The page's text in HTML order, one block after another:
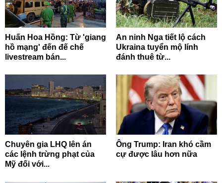
Huấn Hoa Hồng: Từ 'giang
hồ mạng' đến đế chế
livestream bán...
An ninh Nga tiết lộ cách
Ukraina tuyển mộ lính
đánh thuê từ...
Chuyên gia LHQ lên án
các lệnh trừng phạt của
Mỹ đối với...
Ông Trump: Iran khó cầm
cự được lâu hơn nữa